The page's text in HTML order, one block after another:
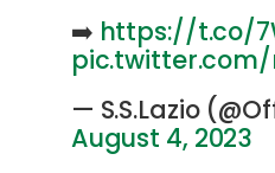
➡️ https://t.co/
pic.twitter.com/
— S.S.Lazio
August 4, 2023